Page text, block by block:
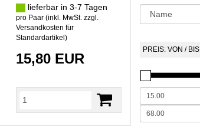
lieferbar in 3-7 Tagen
pro Paar (inkl. MwSt. zzgl.
Versandkosten für
Standardartikel )
15,80 EUR
PREIS: VON / BIS